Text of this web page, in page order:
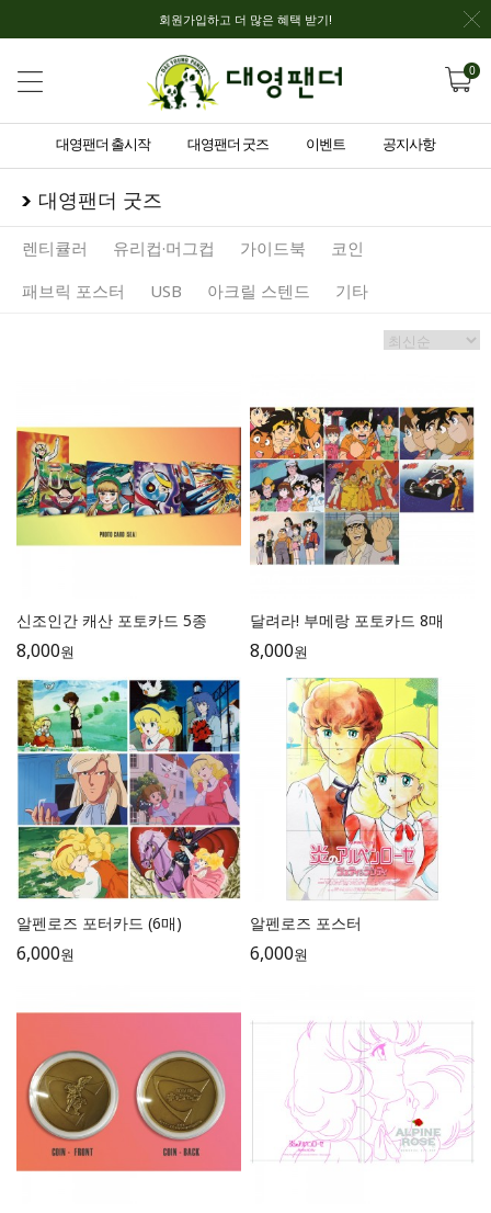
회원가입하고 더 많은 혜택 받기!
0
대영팬더 출시작 대영팬더 굿즈 이벤트 공지사항
대영팬더 굿즈
렌티큘러 유리컵·머그컵 가이드북
코인
패브릭 포스터
USB 아크릴 스텐드 기타
신조인간 캐산 포토카드 5종
8,000원
달려라! 부메랑 포토카드 8매
8,000원
알펜로즈 포터카드 (6매)
6,000원
알펜로즈 포스터
6,000원